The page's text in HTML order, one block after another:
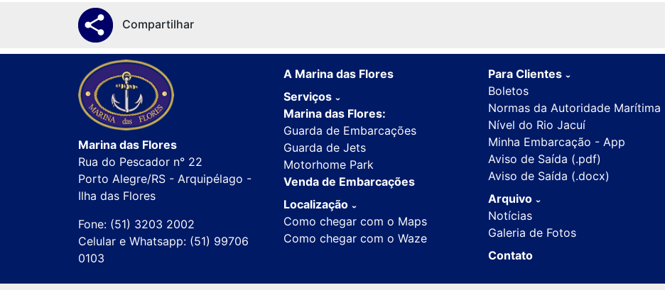
Compartilhar
Marina das Flores
Rua do Pescador n° 22
Porto Alegre/RS - Arquipélago -
Ilha das Flores
Fone: (51) 3203 2002
Celular e Whatsapp: (51) 99706
0103
A Marina das Flores
Serviços ˇ
Marina das Flores:
Guarda de Embarcações
Guarda de Jets
Motorhome Park
Venda de Embarcações
Localização ˇ
Como chegar com o Maps
Como chegar com o Waze
Para Clientes ˇ
Boletos
Normas da Autoridade Marítima
Nível do Rio Jacuí
Minha Embarcação - App
Aviso de Saída (.pdf)
Aviso de Saída (.docx)
Arquivo ˇ
Notícias
Galeria de Fotos
Contato